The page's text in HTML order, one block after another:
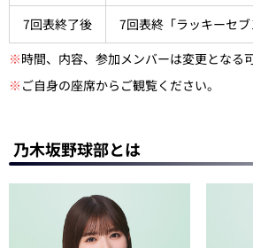
7回表終了後
7回表終「ラッキーセ
※時間、内容、参加メンバーは変更となる
※ ご自身の座席からご観覧ください。
乃木坂野球部とは